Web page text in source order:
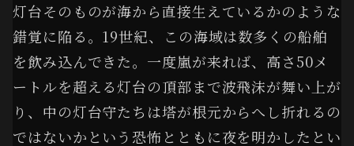
灯台そのものが海から直接生えているかのような
錯覚に陥る。19世紀、この海域は数多くの船舶
を飲み込んできた。一度嵐が来れば、高さ50メ
ートルを超える灯台の頂部まで波飛沫が舞い上が
り、中の灯台守たちは塔が根元からへし折れるの
ではないかという恐怖とともに夜を明かしたとい